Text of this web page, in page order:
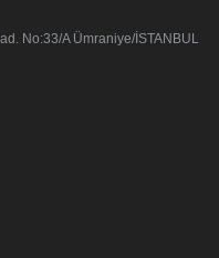
No:33/A Ümraniye/İSTANBUL